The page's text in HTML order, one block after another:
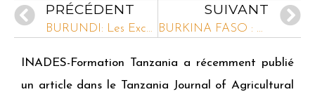
PRÉCÉDENT
BURUNDI: Les Excellences Ambassadeurs de l’Union Européenne, de la France, de la Belgique, de l’Allemagne et des Pays Bas à Bujumbura visitent les réalisations d’INADES-Formation Burundi
SUIVANT
BURKINA FASO : Détermination pour la résilience de communautés vulnérables dans la province du Sanmatenga
INADES-Formation Tanzania a récemment publié
un article dans le Tanzania Journal of Agricultural